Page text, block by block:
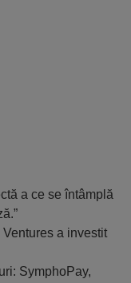
a ce se întâmplă
a investit
SymphoPay,